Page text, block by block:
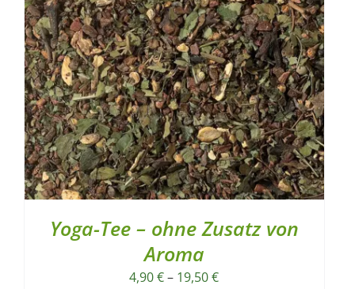
Yoga-Tee – ohne Zusatz von
Aroma
4,90€– 19,50€